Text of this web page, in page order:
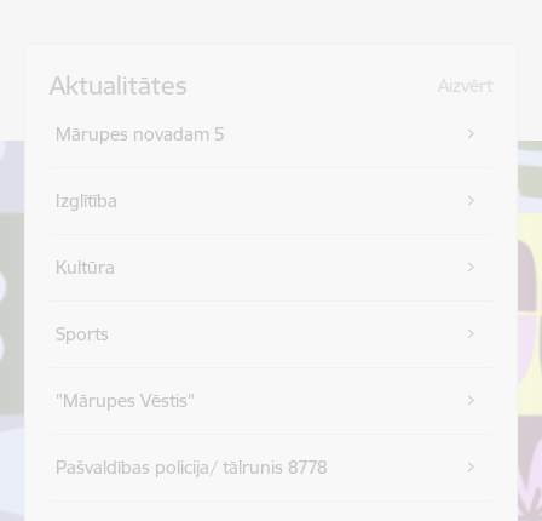
Aktualitātes Aizvērt
Mārupes novadam 5
Izglītība
Kultūra
Sports
"Mārupes Vēstis"
Pašvaldības policija/ tālrunis 8778